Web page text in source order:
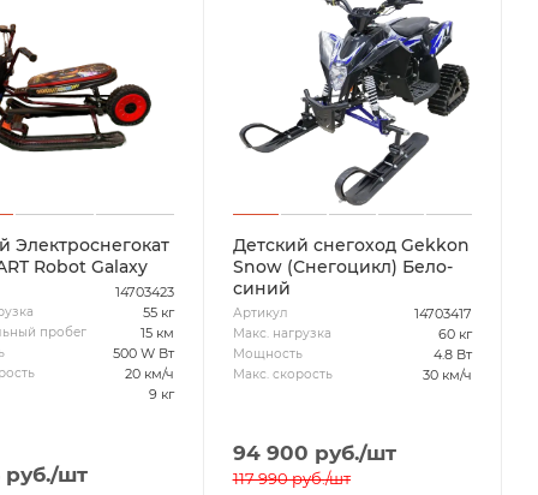
Электроснегокат
Robot Galaxy
14703423
55 кг
пробег 15 км
500 W Вт
20 км/ч
9 кг
руб./шт
Детский снегоход Gekkon
Snow (Снегоцикл) Бело-
синий
Артикул 14703417
Макс. нагрузка 60 кг
Мощность 4.8 Вт
Макс. скорость 30 км/ч
94 900 руб./шт
117 990руб./шт